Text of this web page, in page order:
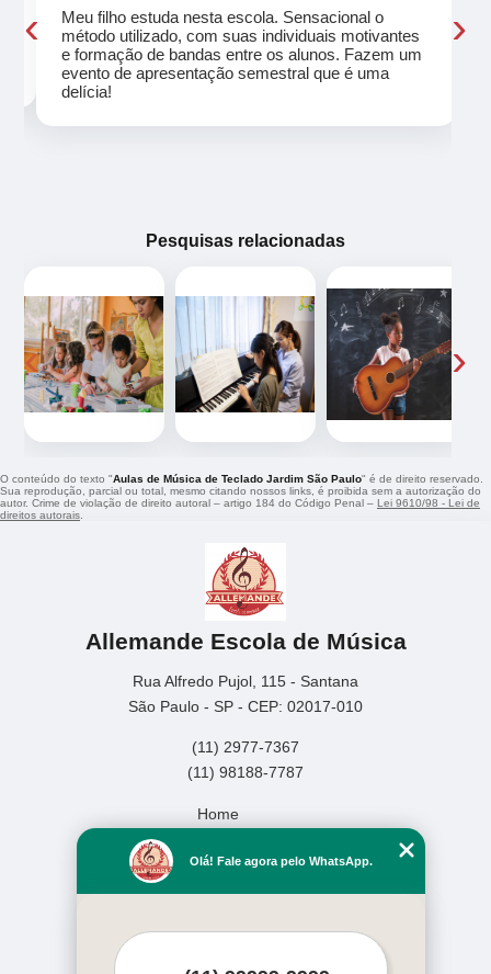
Meu filho estuda nesta escola. Sensacional o
método utilizado, com suas individuais motivantes
e formação de bandas entre os alunos. Fazem um
evento de apresentação semestral que é uma
delícia!
‹ ›
Pesquisas relacionadas
‹ ›
O conteúdo do texto "Aulas de Música de Teclado Jardim São Paulo" é de direito reservado.
Sua reprodução, parcial ou total, mesmo citando nossos links, é proibida sem a autorização do
autor. Crime de violação de direito autoral – artigo 184 do Código Penal – Lei 9610/98 - Lei de
direitos autorais
Allemande Escola de Música
Rua Alfredo Pujol, 115 - Santana
São Paulo - SP - CEP: 02017-010
(11) 2977-7367
(11) 98188-7787
Home
Missão
Serviços
Mais Serviços
Olá! Fale agora pelo WhatsApp.